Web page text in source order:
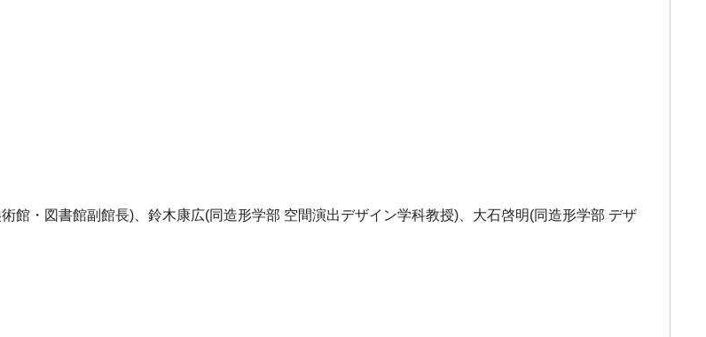
館・図書館副館長)、鈴木康広(同造形学部 空間演出デザイン学科教授)、大石啓明(同造形学部 デザ